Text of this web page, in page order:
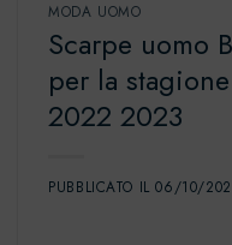
MODA UOMO
Scarpe uomo
per la
2022 2023
PUBBLICATO IL06/10/